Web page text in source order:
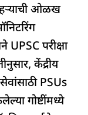
ओळख
UPSC परीक्षा
केंद्रीय
PSUs
गोष्टींमध्ये